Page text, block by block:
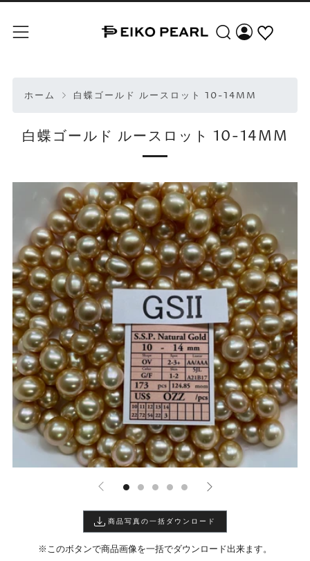
メニュー 検索
ホーム 白蝶ゴールド ルースロット 10-14MM
白蝶ゴールド ルースロット 10-14MM
Play
Play
Play
商品写真の一括ダウンロード
※このボタンで商品画像を一括でダウンロード出来ます。